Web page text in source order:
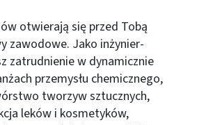
otwierają się przed Tobą
zawodowe. Jako inżynier-
zatrudnienie w dynamicznie
przemysłu chemicznego,
tworzyw sztucznych,
leków i kosmetyków,